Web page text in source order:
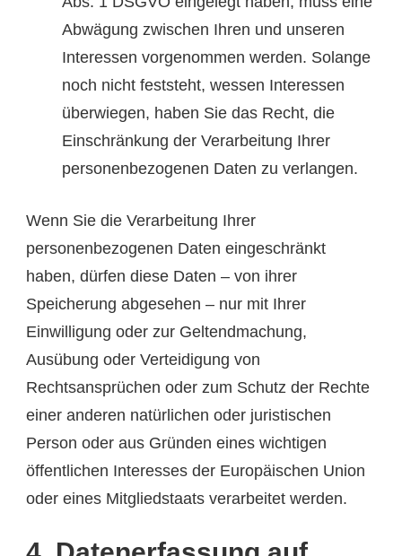
Abwägung zwischen Ihren und unseren
Interessen vorgenommen werden. Solange
noch nicht feststeht, wessen Interessen
überwiegen, haben Sie das Recht, die
Einschränkung der Verarbeitung Ihrer
personenbezogenen Daten zu verlangen.
Wenn Sie die Verarbeitung Ihrer
personenbezogenen Daten eingeschränkt
haben, dürfen diese Daten – von ihrer
Speicherung abgesehen – nur mit Ihrer
Einwilligung oder zur Geltendmachung,
Ausübung oder Verteidigung von
Rechtsansprüchen oder zum Schutz der Rechte
einer anderen natürlichen oder juristischen
Person oder aus Gründen eines wichtigen
öffentlichen Interesses der Europäischen Union
oder eines Mitgliedstaats verarbeitet werden.